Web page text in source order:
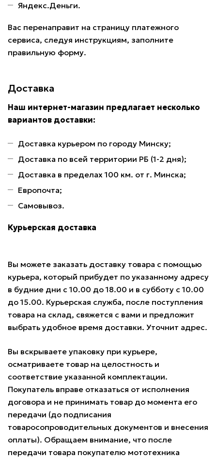
Яндекс.Деньги.
Вас перенаправит на страницу платежного
сервиса, следуя инструкциям, заполните
правильную форму.
Доставка
Наш интернет-магазин предлагает несколько
вариантов доставки:
Доставка курьером по городу Минску;
Доставка по всей территории РБ (1-2 дня);
Доставка в пределах 100 км. от г. Минска;
Европочта;
Самовывоз.
Курьерская доставка
Вы можете заказать доставку товара с помощью
курьера, который прибудет по указанному адресу
в будние дни с 10.00 до 18.00 и в субботу с 10.00
до 15.00. Курьерская служба, после поступления
товара на склад, свяжется с вами и предложит
выбрать удобное время доставки. Уточнит адрес.
Вы вскрываете упаковку при курьере,
осматриваете товар на целостность и
соответствие указанной комплектации.
Покупатель вправе отказаться от исполнения
договора и не принимать товар до момента его
передачи (до подписания
товаросопроводительных документов и внесения
оплаты). Обращаем внимание, что после
передачи товара покупателю мототехника